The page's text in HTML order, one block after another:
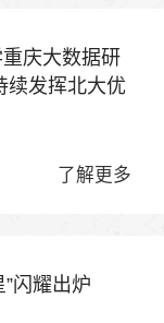
庆大数据研
续发挥北大优
了解更多
闪耀出炉